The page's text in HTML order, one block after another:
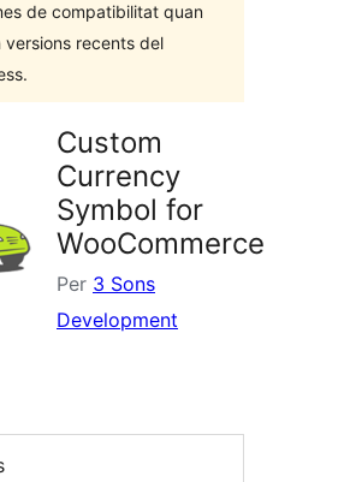
de compatibilitat quan
versions recents del
Custom
Currency
Symbol for
WooCommerce
Per 3 Sons
Development